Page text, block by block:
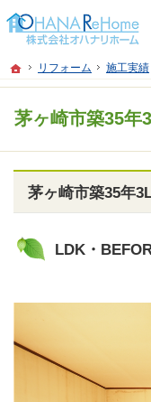
ホーム
リフォーム 施工実績
茅ヶ崎市築35年
プロの目線からご提案。神奈
リフォームをお考えなら神奈
茅ヶ崎市築35年
LDK・